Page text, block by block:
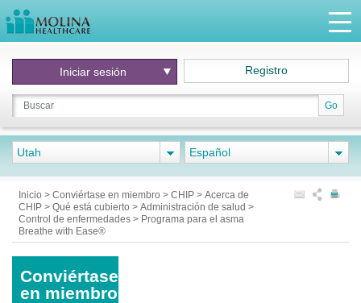
Go
Iniciar sesión Registro
Utah Español
Inicio > Conviértase en miembro > CHIP > Acerca de
CHIP > Qué está cubierto > Administración de salud >
Control de enfermedades > Programa para el asma
Breathe with Ease®
Conviértase
en miembro